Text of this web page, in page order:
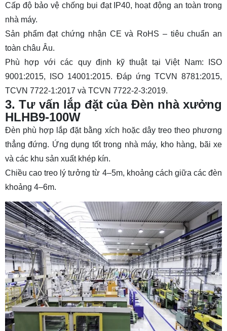
Cấp độ bảo vệ chống bụi đạt IP40, hoạt động an toàn trong
nhà máy.
Sản phẩm đạt chứng nhận CE và RoHS – tiêu chuẩn an
toàn châu Âu.
Phù hợp với các quy định kỹ thuật tại Việt Nam: ISO
9001:2015, ISO 14001:2015. Đáp ứng TCVN 8781:2015,
TCVN 7722-1:2017 và TCVN 7722-2-3:2019.
3. Tư vấn lắp đặt của Đèn nhà xưởng
HLHB9-100W
Đèn phù hợp lắp đặt bằng xích hoặc dây treo theo phương
thẳng đứng. Ứng dụng tốt trong nhà máy, kho hàng, bãi xe
và các khu sản xuất khép kín.
Chiều cao treo lý tưởng từ 4–5m, khoảng cách giữa các đèn
khoảng 4–6m.